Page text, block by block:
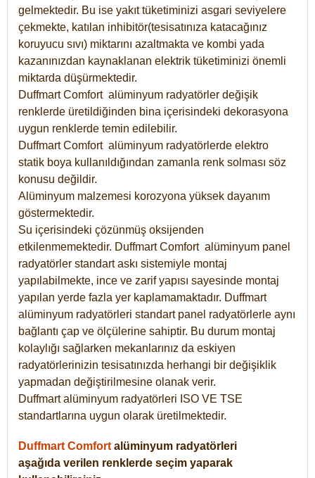
gelmektedir. Bu ise yakıt tüketiminizi asgari seviyelere
çekmekte, katılan inhibitör(tesisatınıza katacağınız
koruyucu sıvı) miktarını azaltmakta ve kombi yada
kazanınızdan kaynaklanan elektrik tüketiminizi önemli
miktarda düşürmektedir.
Duffmart Comfort alüminyum radyatörler değişik
renklerde üretildiğinden bina içerisindeki dekorasyona
uygun renklerde temin edilebilir.
DuffmartComfort alüminyum radyatörlerde elektro
statik boya kullanıldığından zamanla renk solması söz
konusu değildir.
Alüminyum malzemesi korozyona yüksek dayanım
göstermektedir.
Su içerisindeki çözünmüş oksijenden
etkilenmemektedir. DuffmartComfort alüminyum panel
radyatörler standart askı sistemiyle montaj
yapılabilmekte, ince ve zarif yapısı sayesinde montaj
yapılan yerde fazla yer kaplamamaktadır. Duffmart
alüminyum radyatörleri standart panel radyatörlerle aynı
bağlantı çap ve ölçülerine sahiptir. Bu durum montaj
kolaylığı sağlarken mekanlarınız da eskiyen
radyatörlerinizin tesisatınızda herhangi bir değişiklik
yapmadan değiştirilmesine olanak verir.
Duffmart alüminyum radyatörleri ISO VE TSE
standartlarına uygun olarak üretilmektedir.
Duffmart Comfort alüminyum radyatörleri
aşağıda verilen renklerde seçim yaparak